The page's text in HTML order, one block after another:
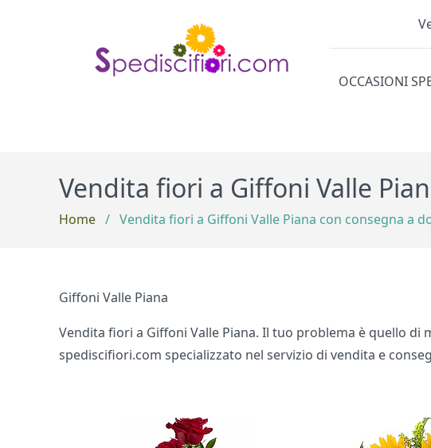
Categorie
OCCASIONI
Vendita fiori a Giffoni Valle
Home / Vendita fiori a Giffoni Valle Piana con consegna a
Giffoni Valle Piana
Vendita fiori a Giffoni Valle Piana. Il tuo problema è quello
spediscifiori.com specializzato nel servizio di vendita e
Bouquet di fiori